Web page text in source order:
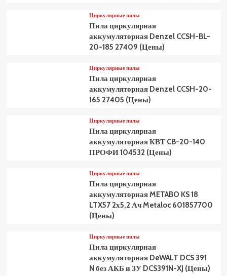
Циркулярные пилы
Пила циркулярная
аккумуляторная Denzel CCSH-BL-
20-185 27409 (Цены)
Циркулярные пилы
Пила циркулярная
аккумуляторная Denzel CCSH-20-
165 27405 (Цены)
Циркулярные пилы
Пила циркулярная
аккумуляторная КВТ CB-20-140
ПРОФИ 104532 (Цены)
Циркулярные пилы
Пила циркулярная
аккумуляторная METABO KS 18
LTX57 2х5,2 Ач Metaloc 601857700
(Цены)
Циркулярные пилы
Пила циркулярная
аккумуляторная DeWALT DCS 391
N без АКБ и ЗУ DCS391N-XJ (Цены)